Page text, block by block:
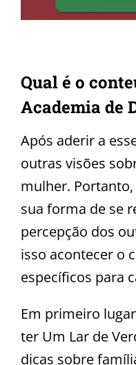
Qual é o
Academia de
Após aderir a
outras visões
mulher.
sua forma de se
percepção dos
isso acontecer o
específicos para
Em primeiro
ter Um Lar de
dicas sobre